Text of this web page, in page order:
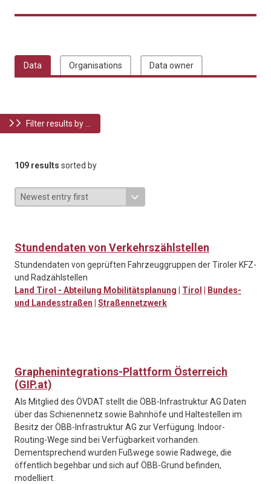
Data Organisations Data owner
Filter results by ...
109 results sorted by
Stundendaten von Verkehrszählstellen
Stundendaten von geprüften Fahrzeuggruppen der Tiroler KFZ-
und Radzählstellen
Land Tirol - Abteilung Mobilitätsplanung
Tirol
Bundes-
und Landesstraßen
Straßennetzwerk
Graphenintegrations-Plattform Österreich
(GIP.at)
Als Mitglied des ÖVDAT stellt die ÖBB-Infrastruktur AG Daten
über das Schienennetz sowie Bahnhöfe und Haltestellen im
Besitz der ÖBB-Infrastruktur AG zur Verfügung. Indoor-
Routing-Wege sind bei Verfügbarkeit vorhanden.
Dementsprechend wurden Fußwege sowie Radwege, die
öffentlich begehbar und sich auf ÖBB-Grund befinden,
modelliert.